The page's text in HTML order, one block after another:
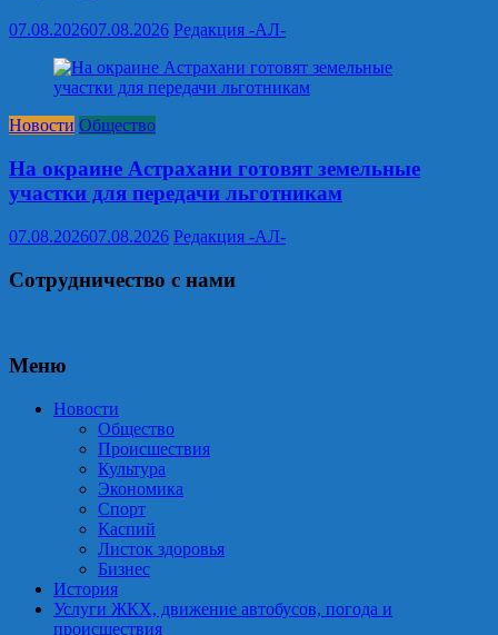
07.08.202607.08.2026 Редакция -АЛ-
Новости Общество
На окраине Астрахани готовят земельные
участки для передачи льготникам
07.08.202607.08.2026 Редакция -АЛ-
Сотрудничество с нами
Меню
Новости
Общество
Происшествия
Культура
Экономика
Спорт
Каспий
Листок здоровья
Бизнес
История
Услуги ЖКХ, движение автобусов, погода и
происшествия